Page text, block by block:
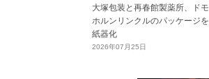
大塚包装と再春館製薬所、ドモ
ホルンリンクルのパッケージを
紙器化
2026年07月25日